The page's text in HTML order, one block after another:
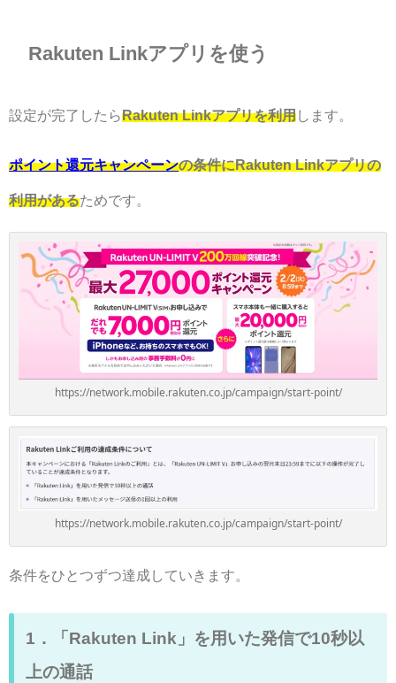
Rakuten Linkアプリを使う
設定が完了したらRakuten Linkアプリを利用します。
ポイント還元キャンペーンの条件にRakuten Linkアプリの
利用があるためです。
https://network.mobile.rakuten.co.jp/campaign/start-point/
https://network.mobile.rakuten.co.jp/campaign/start-point/
条件をひとつずつ達成していきます。
1．「Rakuten Link」を用いた発信で10秒以
上の通話